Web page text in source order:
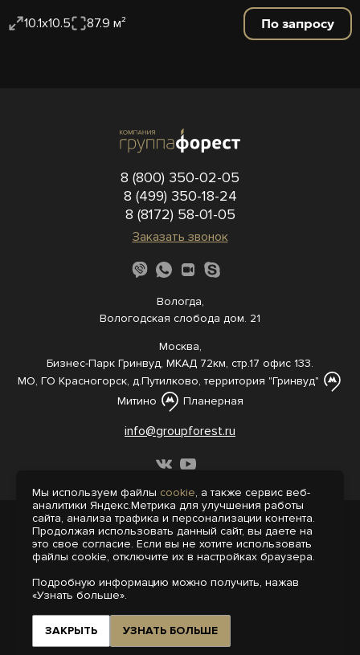
10.1x10.5 87.9 м² По запросу
8 (800) 350-02-05
8 (499) 350-18-24
8 (8172) 58-01-05
Заказать звонок
Вологда,
Вологодская слобода дом. 21
Москва,
Бизнес-Парк Гринвуд, МКАД 72км, стр.17 офис 133.
МО, ГО Красногорск, д.Путилково, территория "Гринвуд"
Митино
Планерная
info@groupforest.ru
© 2005-, 2026 Все права защищены
Информация, представленная на сайте,
не является публичной офертой.
Пользовательское соглашение
Интернет-агентство «Пегас»
Поддержка сайта на 1С-Битрикс
Мы используем файлы cookie, а также сервис веб-
аналитики Яндекс.Метрика для улучшения работы
сайта, анализа трафика и персонализации контента.
Продолжая использовать данный сайт, вы даете на
это свое согласие. Если вы не хотите использовать
файлы cookie, отключите их в настройках браузера.
Подробную информацию можно получить, нажав
«Узнать больше».
ЗАКРЫТЬ УЗНАТЬ БОЛЬШЕ